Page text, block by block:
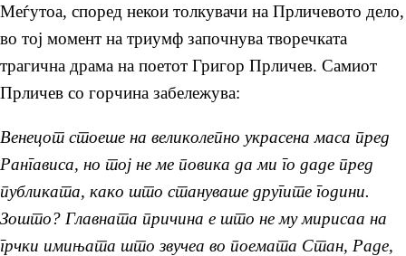
Меѓутоа, според некои толкувачи на Прличевото дело,
во тој момент на триумф започнува творечката
трагична драма на поетот Григор Прличев. Самиот
Прличев со горчина забележува:
Венецот стоеше на великолепно украсена маса пред
Рангависа, но тој не ме повика да ми го даде пред
публиката, како што стануваше другите години.
Зошто? Главната причина е што не му мирисаа на
грчки имињата што звучеа во поемата Стан, Раде,